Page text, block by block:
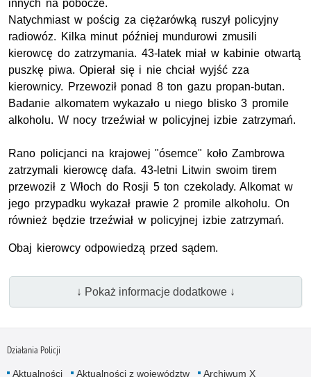
innych na pobocze.
Natychmiast w pościg za ciężarówką ruszył policyjny
radiowóz. Kilka minut później mundurowi zmusili
kierowcę do zatrzymania. 43-latek miał w kabinie otwartą
puszkę piwa. Opierał się i nie chciał wyjść zza
kierownicy. Przewoził ponad 8 ton gazu propan-butan.
Badanie alkomatem wykazało u niego blisko 3 promile
alkoholu. W nocy trzeźwiał w policyjnej izbie zatrzymań.
Rano policjanci na krajowej "ósemce" koło Zambrowa
zatrzymali kierowcę dafa. 43-letni Litwin swoim tirem
przewoził z Włoch do Rosji 5 ton czekolady. Alkomat w
jego przypadku wykazał prawie 2 promile alkoholu. On
również będzie trzeźwiał w policyjnej izbie zatrzymań.
Obaj kierowcy odpowiedzą przed sądem.
↓ Pokaż informacje dodatkowe ↓
Działania Policji
Aktualności Aktualności z województw
Archiwum X